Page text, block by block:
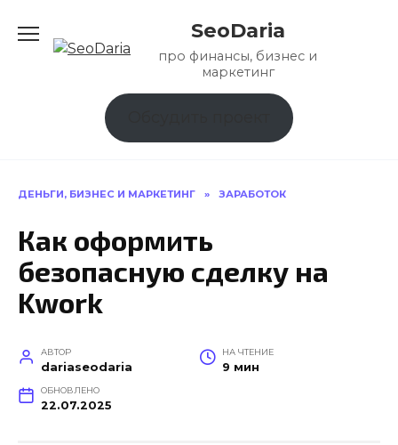
содержанию
SeoDaria
про финансы, бизнес и
маркетинг
ДЕНЬГИ, БИЗНЕС И МАРКЕТИНГ » ЗАРАБОТОК
Как оформить
безопасную сделку на
Kwork
АВТОР
dariaseodaria
НА ЧТЕНИЕ
9 мин
ОБНОВЛЕНО
22.07.2025